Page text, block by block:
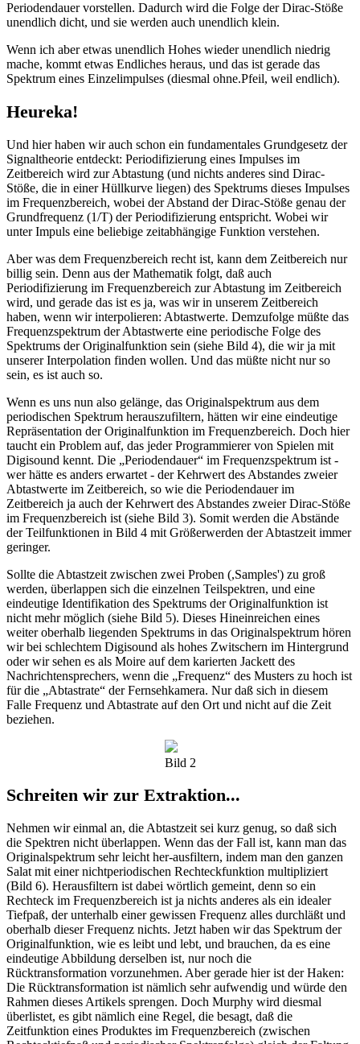
Periodendauer vorstellen. Dadurch wird die Folge der Dirac-Stöße
unendlich dicht, und sie werden auch unendlich klein.
Wenn ich aber etwas unendlich Hohes wieder unendlich niedrig
mache, kommt etwas Endliches heraus, und das ist gerade das
Spektrum eines Einzelimpulses (diesmal ohne.Pfeil, weil endlich).
Heureka!
Und hier haben wir auch schon ein fundamentales Grundgesetz der
Signaltheorie entdeckt: Periodifizierung eines Impulses im
Zeitbereich wird zur Abtastung (und nichts anderes sind Dirac-
Stöße, die in einer Hüllkurve liegen) des Spektrums dieses Impulses
im Frequenzbereich, wobei der Abstand der Dirac-Stöße genau der
Grundfrequenz (1/T) der Periodifizierung entspricht. Wobei wir
unter Impuls eine beliebige zeitabhängige Funktion verstehen.
Aber was dem Frequenzbereich recht ist, kann dem Zeitbereich nur
billig sein. Denn aus der Mathematik folgt, daß auch
Periodifizierung im Frequenzbereich zur Abtastung im Zeitbereich
wird, und gerade das ist es ja, was wir in unserem Zeitbereich
haben, wenn wir interpolieren: Abtastwerte. Demzufolge müßte das
Frequenzspektrum der Abtastwerte eine periodische Folge des
Spektrums der Originalfunktion sein (siehe Bild 4), die wir ja mit
unserer Interpolation finden wollen. Und das müßte nicht nur so
sein, es ist auch so.
Wenn es uns nun also gelänge, das Originalspektrum aus dem
periodischen Spektrum herauszufiltern, hätten wir eine eindeutige
Repräsentation der Originalfunktion im Frequenzbereich. Doch hier
taucht ein Problem auf, das jeder Programmierer von Spielen mit
Digisound kennt. Die „Periodendauer“ im Frequenzspektrum ist -
wer hätte es anders erwartet - der Kehrwert des Abstandes zweier
Abtastwerte im Zeitbereich, so wie die Periodendauer im
Zeitbereich ja auch der Kehrwert des Abstandes zweier Dirac-Stöße
im Frequenzbereich ist (siehe Bild 3). Somit werden die Abstände
der Teilfunktionen in Bild 4 mit Größerwerden der Abtastzeit immer
geringer.
Sollte die Abtastzeit zwischen zwei Proben (,Samples') zu groß
werden, überlappen sich die einzelnen Teilspektren, und eine
eindeutige Identifikation des Spektrums der Originalfunktion ist
nicht mehr möglich (siehe Bild 5). Dieses Hineinreichen eines
weiter oberhalb liegenden Spektrums in das Originalspektrum hören
wir bei schlechtem Digisound als hohes Zwitschern im Hintergrund
oder wir sehen es als Moire auf dem karierten Jackett des
Nachrichtensprechers, wenn die „Frequenz“ des Musters zu hoch ist
für die „Abtastrate“ der Fernsehkamera. Nur daß sich in diesem
Falle Frequenz und Abtastrate auf den Ort und nicht auf die Zeit
beziehen.
Bild 2
Schreiten wir zur Extraktion...
Nehmen wir einmal an, die Abtastzeit sei kurz genug, so daß sich
die Spektren nicht überlappen. Wenn das der Fall ist, kann man das
Originalspektrum sehr leicht her-ausfiltern, indem man den ganzen
Salat mit einer nichtperiodischen Rechteckfunktion multipliziert
(Bild 6). Herausfiltern ist dabei wörtlich gemeint, denn so ein
Rechteck im Frequenzbereich ist ja nichts anderes als ein idealer
Tiefpaß, der unterhalb einer gewissen Frequenz alles durchläßt und
oberhalb dieser Frequenz nichts. Jetzt haben wir das Spektrum der
Originalfunktion, wie es leibt und lebt, und brauchen, da es eine
eindeutige Abbildung derselben ist, nur noch die
Rücktransformation vorzunehmen. Aber gerade hier ist der Haken:
Die Rücktransformation ist nämlich sehr aufwendig und würde den
Rahmen dieses Artikels sprengen. Doch Murphy wird diesmal
überlistet, es gibt nämlich eine Regel, die besagt, daß die
Zeitfunktion eines Produktes im Frequenzbereich (zwischen